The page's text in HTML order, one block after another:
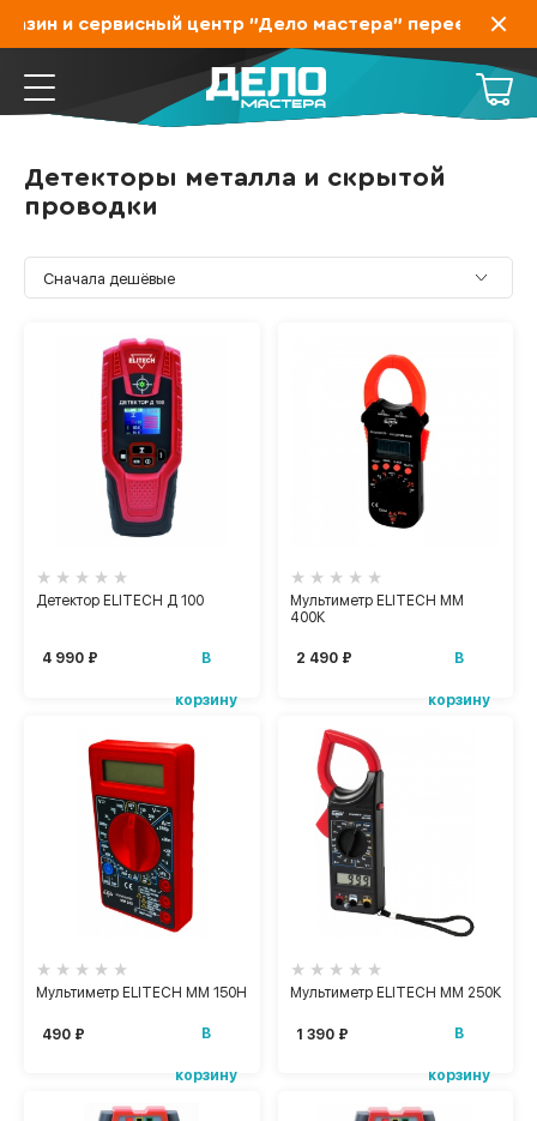
и сервисный центр "Дело мастера" переехал на
Детекторы металла и скрытой
проводки
Детектор ELITECH Д 100
4 990 ₽ В
корзину
Мультиметр ELITECH ММ
400К
2 490 ₽ В
корзину
Мультиметр ELITECH ММ 150Н
490 ₽ В
корзину
Мультиметр ELITECH ММ 250К
1 390 ₽ В
корзину